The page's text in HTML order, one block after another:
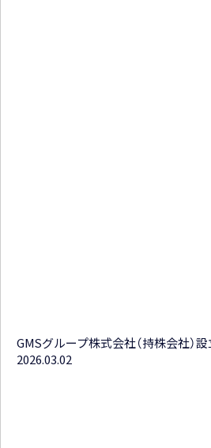
GMSグループ株式会社（持株会社）
2026.03.02